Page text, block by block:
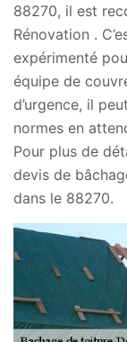
88270, il est
Rénovation .
expérimenté
équipe de
d’urgence, il
normes en
Pour plus de
devis de
dans le 88270.